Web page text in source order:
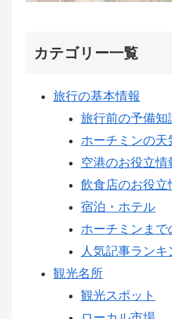
カテゴリー一覧
旅行の基本情報
旅行前の予備知
ホーチミンの天
空港のお役立情
飲食店のお役立
宿泊・ホテル
ホーチミンまで
人気記事ランキ
観光名所
観光スポット